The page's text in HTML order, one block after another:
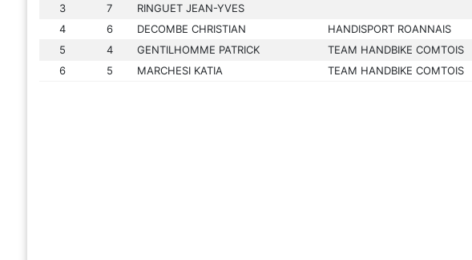
3
7 RINGUET JEAN-YVES
4
6 DECOMBE CHRISTIAN HANDISPORT ROANNAIS
5
4 GENTILHOMME PATRICK TEAM HANDBIKE COMTOIS
6
5 MARCHESI KATIA TEAM HANDBIKE COMTOIS